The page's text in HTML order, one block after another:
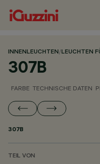
INNENLEUCHTEN/LEUCHTEN
307B
FARBE TECHNISCHE DATEN
307B
TEIL VON